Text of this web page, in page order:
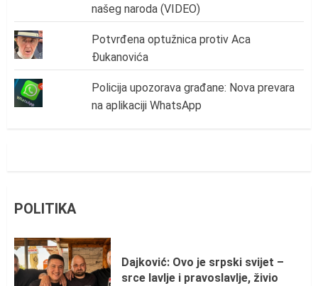
našeg naroda (VIDEO)
Potvrđena optužnica protiv Aca
Đukanovića
Policija upozorava građane: Nova prevara
na aplikaciji WhatsApp
POLITIKA
Dajković: Ovo je srpski svijet –
srce lavlje i pravoslavlje, živio